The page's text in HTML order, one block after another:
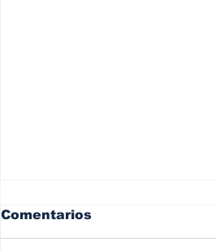
Comentarios